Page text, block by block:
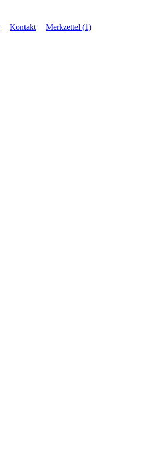
Kontakt Merkzettel (1)